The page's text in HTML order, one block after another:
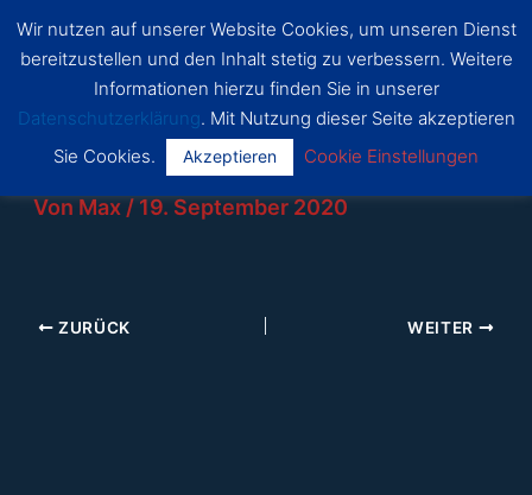
Inhalt
Dragon
s Bonn
Main
Menu
Von Max / 19. September 2020
ZURÜCK WEITER
Wir nutzen auf unserer Website Cookies, um unseren Dienst
bereitzustellen und den Inhalt stetig zu verbessern. Weitere
Informationen hierzu finden Sie in unserer
Datenschutzerklärung. Mit Nutzung dieser Seite akzeptieren
Sie Cookies.
Akzeptieren Cookie Einstellungen